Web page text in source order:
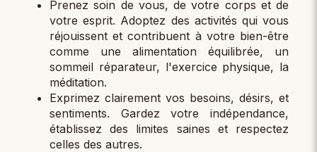
Prenez soin de vous, de votre corps et de
votre esprit. Adoptez des activités qui vous
réjouissent et contribuent à votre bien-être
comme une alimentation équilibrée, un
sommeil réparateur, l'exercice physique, la
méditation.
Exprimez clairement vos besoins, désirs, et
sentiments. Gardez votre indépendance,
établissez des limites saines et respectez
celles des autres.